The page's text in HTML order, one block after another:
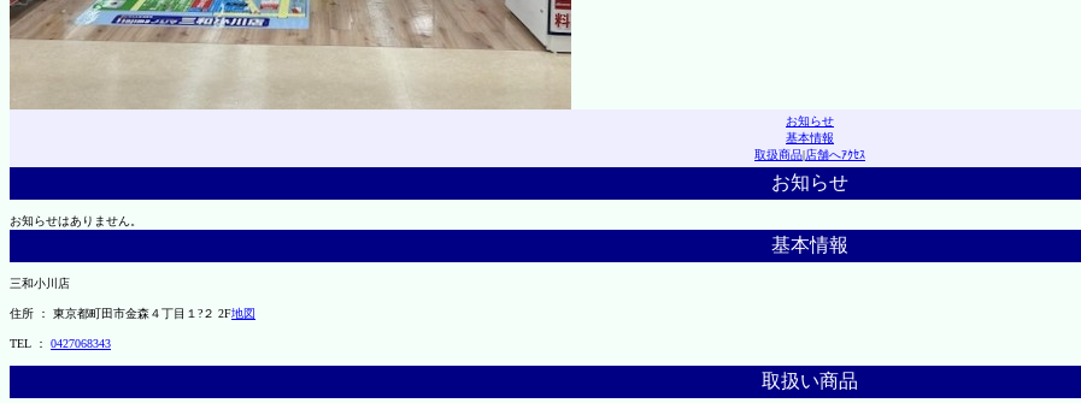
お知らせ
基本情報
取扱商品|店舗へｱｸｾｽ
お知らせ
お知らせはありません。
基本情報
三和小川店
住所 ： 東京都町田市金森４丁目１?２ 2F地図
TEL ： 0427068343
取扱い商品